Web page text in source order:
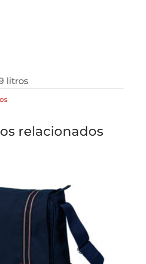
litros
relacionados